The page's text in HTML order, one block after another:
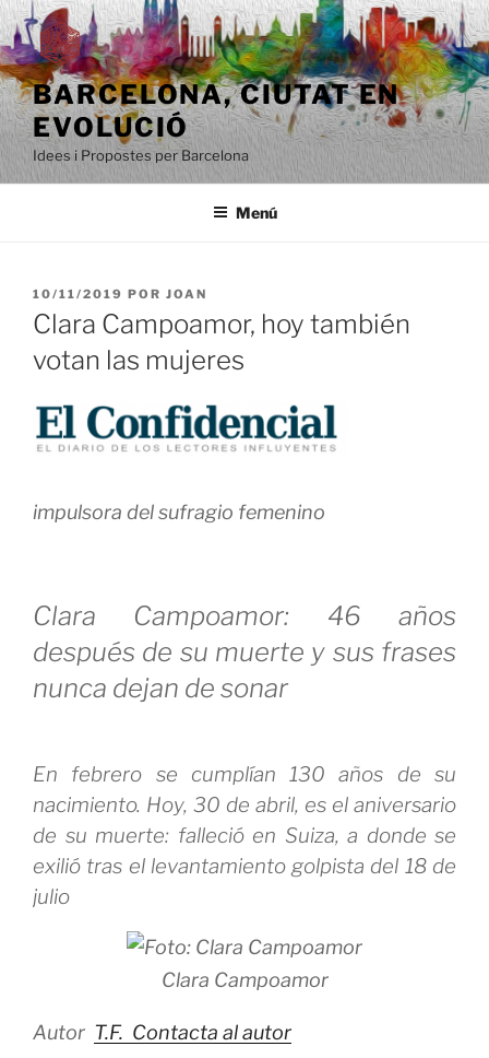
Saltar
al
contenido
BARCELONA, ​​CIUTAT EN
EVOLUCIÓ
Idees i Propostes per Barcelona
Menú
PUBLICADO
EL
10/11/2019 POR JOAN
Clara Campoamor, hoy también
votan las mujeres
impulsora del sufragio femenino
Clara Campoamor: 46 años
después de su muerte y sus frases
nunca dejan de sonar
En febrero se cumplían 130 años de su
nacimiento. Hoy, 30 de abril, es el aniversario
de su muerte: falleció en Suiza, a donde se
exilió tras el levantamiento golpista del 18 de
julio
Clara Campoamor
Autor T.F. Contacta al autor